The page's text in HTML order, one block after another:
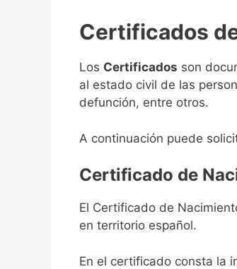
Certificados
Los Certificados son
al estado civil de las
defunción, entre otros.
A continuación puede
Certificado de
El Certificado de
en territorio español.
En el certificado consta la